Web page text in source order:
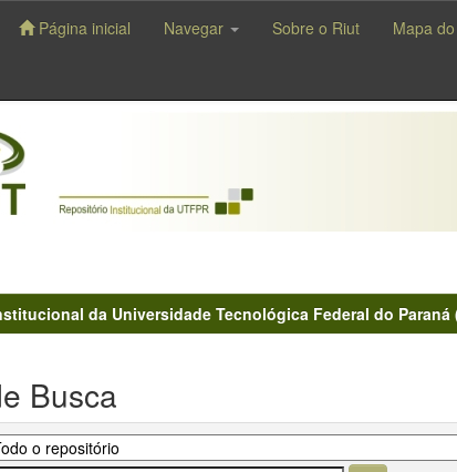
Página inicial Navegar Sobre o Riut Mapa
da Universidade Tecnológica Federal do Paraná
Busca